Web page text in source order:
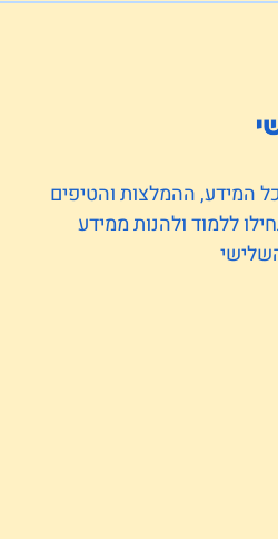
המידע, ההמלצות והטיפים
ללמוד ולהנות ממידע